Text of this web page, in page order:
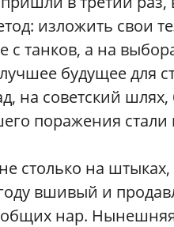
изложить свои
с танков, а на
будущее для
на советский
поражения стали
столько на
вшивый и
нар. Нынешняя